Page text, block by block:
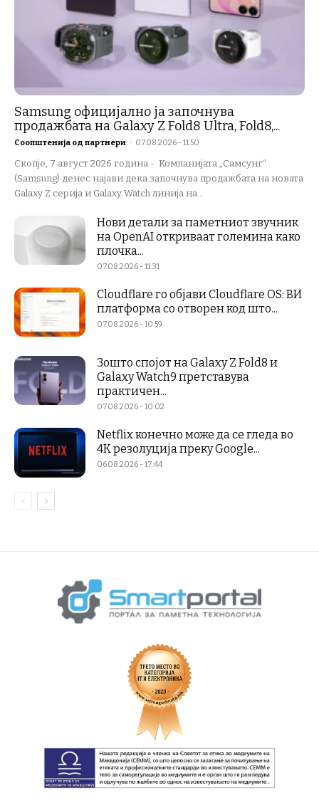
Samsung официјално ја започнува
продажбата на Galaxy Z Fold8 Ultra, Fold8,...
Соопштенија од партнери - 07.08.2026 - 11:50
Скопје, 7 август 2026 година - Компанијата „Самсунг“
(Samsung) денес најави дека започнува продажбата на новата
Galaxy Z серија и Galaxy Watch линија на...
Нови детали за паметниот звучник
на OpenAI откриваат големина како
плочка...
07.08.2026 - 11:31
Cloudflare го објави Cloudflare OS: ВИ
платформа со отворен код што...
07.08.2026 - 10:59
Зошто спојот на Galaxy Z Fold8 и
Galaxy Watch9 претставува
практичен...
07.08.2026 - 10:02
Netflix конечно може да се гледа во
4K резолуција преку Google...
06.08.2026 - 17:44